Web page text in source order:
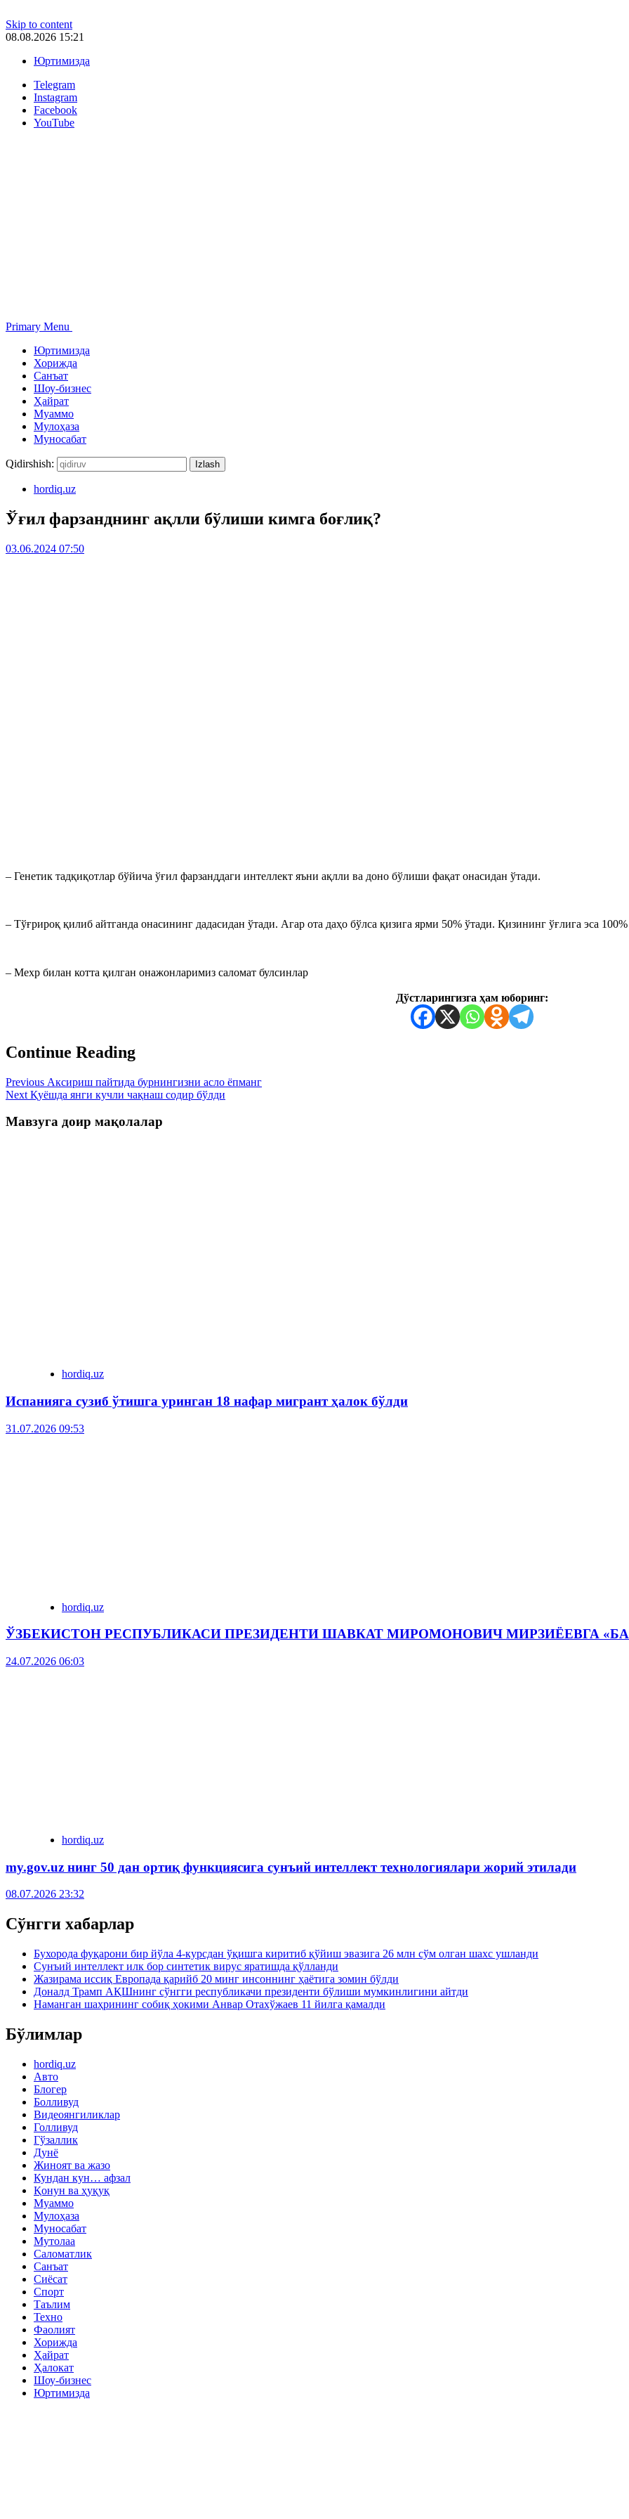
Skip to content
08.08.2026 15:21
Юртимизда
Telegram
Instagram
Facebook
YouTube
Primary Menu
Юртимизда
Хорижда
Санъат
Шоу-бизнес
Ҳайрат
Муаммо
Мулоҳаза
Муносабат
Qidirshish:
hordiq.uz
Ўғил фарзанднинг ақлли бўлиши кимга боғлиқ?
03.06.2024 07:50
– Генетик тадқиқотлар бўйича ўғил фарзанддаги интеллект яъни ақлли ва доно бўлиши фақат онасидан ўтади.
– Тўғрироқ қилиб айтганда онасининг дадасидан ўтади. Агар ота даҳо бўлса қизига ярми 50% ўтади. Қизининг ўғлига эса 100%
– Мехр билан котта қилган онажонларимиз саломат булсинларㅤㅤㅤ
Дўстларингизга ҳам юборинг:
Continue Reading
Previous Аксириш пайтида бурнингизни асло ёпманг
Next Қуёшда янги кучли чақнаш содир бўлди
Мавзуга доир мақолалар
hordiq.uz
Испанияга сузиб ўтишга уринган 18 нафар мигрант ҳалок бўлди
31.07.2026 09:53
hordiq.uz
ЎЗБЕКИСТОН РЕСПУБЛИКАСИ ПРЕЗИДЕНТИ ШАВКАТ МИРОМОНОВИЧ МИРЗИЁЕВГА
24.07.2026 06:03
hordiq.uz
my.gov.uz нинг 50 дан ортиқ функциясига сунъий интеллект технологиялари жорий этилади
08.07.2026 23:32
Сўнгги хабарлар
Бухорода фуқарони бир йўла 4-курсдан ўқишга киритиб қўйиш эвазига 26 млн сўм олган шахс ушланди
Сунъий интеллект илк бор синтетик вирус яратишда қўлланди
Жазирама иссиқ Европада қарийб 20 минг инсоннинг ҳаётига зомин бўлди
Доналд Трамп АҚШнинг сўнгги республикачи президенти бўлиши мумкинлигини айтди
Наманган шаҳрининг собиқ ҳокими Анвар Отахўжаев 11 йилга қамалди
Бўлимлар
hordiq.uz
Авто
Блогер
Болливуд
Видеоянгиликлар
Голливуд
Гўзаллик
Дунё
Жиноят ва жазо
Кундан кун… афзал
Қонун ва ҳуқуқ
Муаммо
Мулоҳаза
Муносабат
Мутолаа
Саломатлик
Санъат
Сиёсат
Спорт
Таълим
Техно
Фаолият
Хорижда
Ҳайрат
Ҳалокат
Шоу-бизнес
Юртимизда